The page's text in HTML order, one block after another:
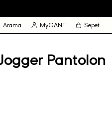
Arama MyGANT Sepet
Pantolon